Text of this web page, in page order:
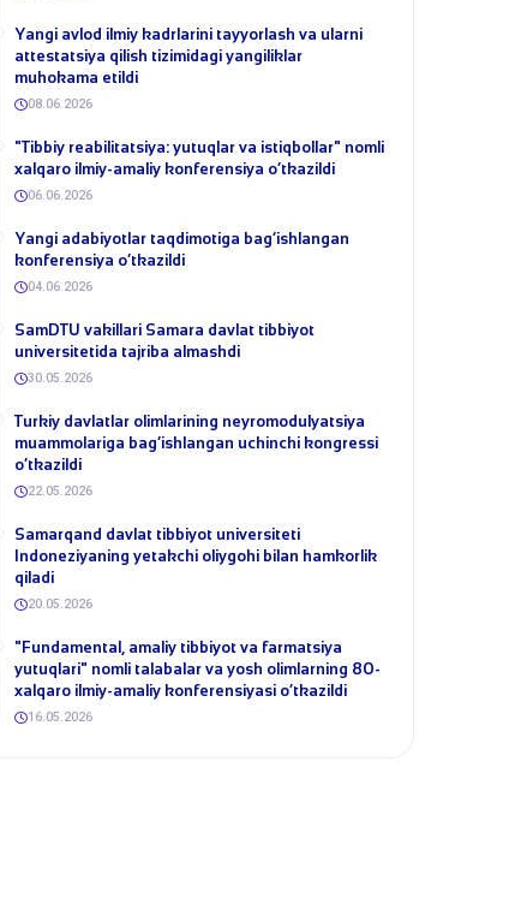
Yangi avlod ilmiy kadrlarini tayyorlash va ularni
attestatsiya qilish tizimidagi yangiliklar
muhokama etildi
08.06.2026
​"Tibbiy reabilitatsiya: yutuqlar va istiqbollar" nomli
xalqaro ilmiy-amaliy konferensiya o‘tkazildi
06.06.2026
​Yangi adabiyotlar taqdimotiga bag‘ishlangan
konferensiya o‘tkazildi
04.06.2026
SamDTU vakillari Samara davlat tibbiyot
universitetida tajriba almashdi
30.05.2026
​Turkiy davlatlar olimlarining neyromodulyatsiya
muammolariga bag‘ishlangan uchinchi kongressi
o‘tkazildi
22.05.2026
Samarqand davlat tibbiyot universiteti
Indoneziyaning yetakchi oliygohi bilan hamkorlik
qiladi
20.05.2026
​"Fundamental, amaliy tibbiyot va farmatsiya
yutuqlari" nomli talabalar va yosh olimlarning 80-
xalqaro ilmiy-amaliy konferensiyasi o‘tkazildi
16.05.2026